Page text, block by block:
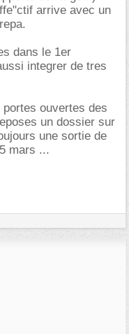
arrive avec un
dans le 1er
integrer de tres
ouvertes des
un dossier sur
une sortie de
mars ...